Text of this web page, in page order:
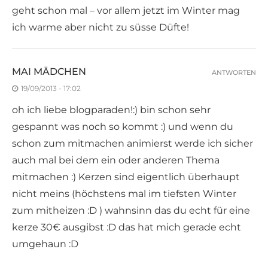
geht schon mal – vor allem jetzt im Winter mag
ich warme aber nicht zu süsse Düfte!
MAI MÄDCHEN
19/09/2013 - 17:02
oh ich liebe blogparaden!:) bin schon sehr
gespannt was noch so kommt :) und wenn du
schon zum mitmachen animierst werde ich sicher
auch mal bei dem ein oder anderen Thema
mitmachen :) Kerzen sind eigentlich überhaupt
nicht meins (höchstens mal im tiefsten Winter
zum mitheizen :D ) wahnsinn das du echt für eine
kerze 30€ ausgibst :D das hat mich gerade echt
umgehaun :D
ANTWORTEN